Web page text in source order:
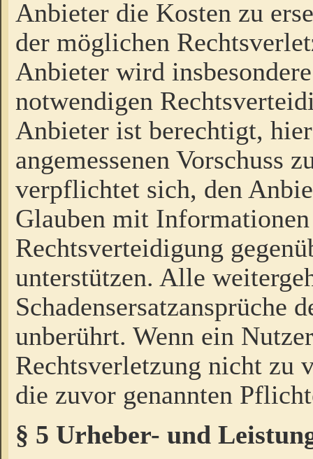
Anbieter die Kosten zu
der möglichen
Anbieter wird
notwendigen
Anbieter ist berechtigt,
angemessenen Vorschuss
verpflichtet sich, den
Glauben mit
Rechtsverteidigung
unterstützen. Alle
Schadensersatzansprüche
unberührt. Wenn ein
Rechtsverletzung nicht zu
die zuvor genannten
§ 5 Urheber- und